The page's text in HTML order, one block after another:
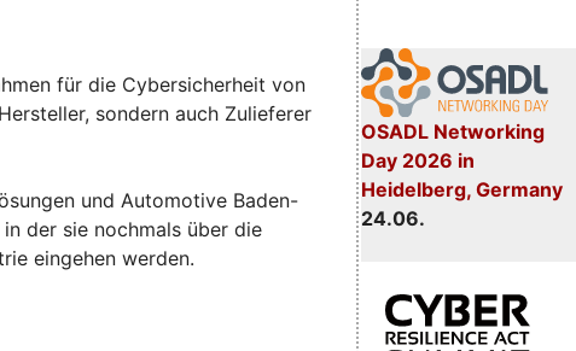
OSADL Networking
Day 2026 in
Heidelberg, Germany
24.06.
für die Cybersicherheit von
sondern auch Zulieferer
und Automotive Baden-
in der sie nochmals über die
eingehen werden.